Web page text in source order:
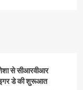
से सीआरवीआर
डे की शुरूआत